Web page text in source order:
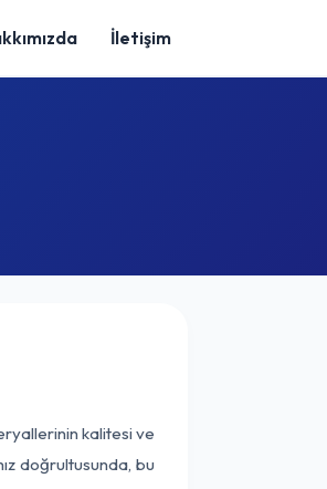
İletişim
kalitesi ve
doğrultusunda, bu